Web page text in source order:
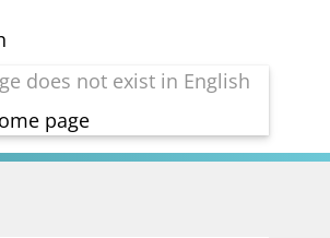
does not exist in English
page